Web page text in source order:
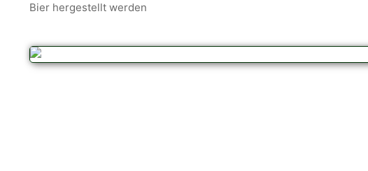
Bier hergestellt werden